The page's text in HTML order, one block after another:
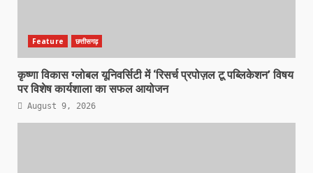
Feature छत्तीसगढ़
कृष्णा विकास ग्लोबल यूनिवर्सिटी में ‘रिसर्च प्रपोज़ल टू पब्लिकेशन’ विषय
पर विशेष कार्यशाला का सफल आयोजन
August 9, 2026